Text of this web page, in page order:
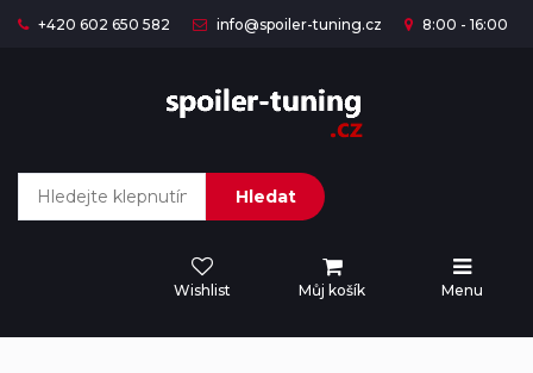
+420 602 650 582 info@spoiler-tuning.cz 8:00 - 16:00
Hledat
Wishlist Můj košík Menu